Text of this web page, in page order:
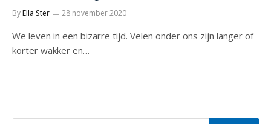
ByElla Ster 28 november 2020
We leven in een bizarre tijd. Velen onder ons zijn langer of
korter wakker en…